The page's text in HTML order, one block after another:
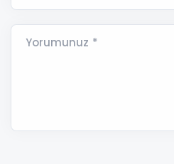
Yorumunuz *